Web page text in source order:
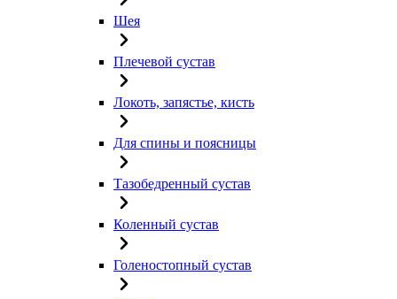
Шея
Плечевой сустав
Локоть, запястье, кисть
Для спины и поясницы
Тазобедренный сустав
Коленный сустав
Голеностопный сустав